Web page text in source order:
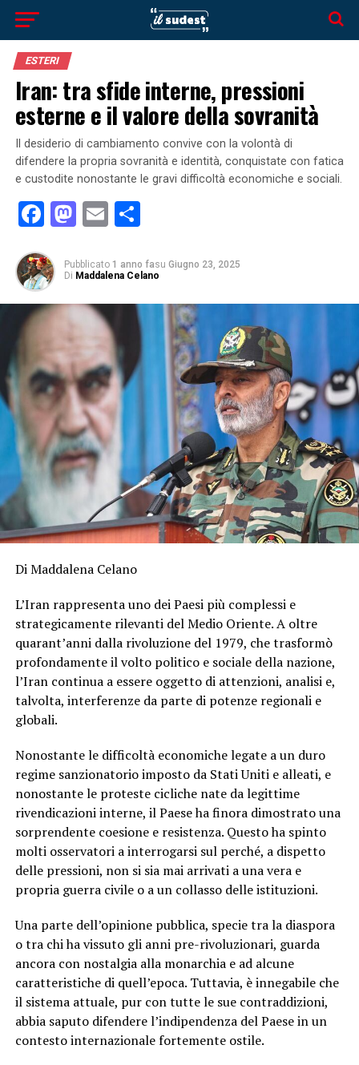
ESTERI
Iran: tra sfide interne, pressioni
esterne e il valore della sovranità
Il desiderio di cambiamento convive con la volontà di
difendere la propria sovranità e identità, conquistate con fatica
e custodite nonostante le gravi difficoltà economiche e sociali.
Facebook
Mastodon
EmailCondividi
Pubblicato 1 anno fasu Giugno 23, 2025
Di Maddalena Celano
Di Maddalena Celano
L’Iran rappresenta uno dei Paesi più complessi e
strategicamente rilevanti del Medio Oriente. A oltre
quarant’anni dalla rivoluzione del 1979, che trasformò
profondamente il volto politico e sociale della nazione,
l’Iran continua a essere oggetto di attenzioni, analisi e,
talvolta, interferenze da parte di potenze regionali e
globali.
Nonostante le difficoltà economiche legate a un duro
regime sanzionatorio imposto da Stati Uniti e alleati, e
nonostante le proteste cicliche nate da legittime
rivendicazioni interne, il Paese ha finora dimostrato una
sorprendente coesione e resistenza. Questo ha spinto
molti osservatori a interrogarsi sul perché, a dispetto
delle pressioni, non si sia mai arrivati a una vera e
propria guerra civile o a un collasso delle istituzioni.
Una parte dell’opinione pubblica, specie tra la diaspora
o tra chi ha vissuto gli anni pre-rivoluzionari, guarda
ancora con nostalgia alla monarchia e ad alcune
caratteristiche di quell’epoca. Tuttavia, è innegabile che
il sistema attuale, pur con tutte le sue contraddizioni,
abbia saputo difendere l’indipendenza del Paese in un
contesto internazionale fortemente ostile.